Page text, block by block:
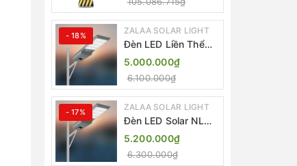
ZALAA ZL-409300C
- 18% ZALAA SOLAR LIGHT
Đèn LED Liền Thể
ZALAA Solar Street
Light ZKC-TG 20W
25W 30W All In One
5.000.000₫
6.100.000₫
- 17% ZALAA SOLAR LIGHT
Đèn LED Solar NLMT
Liền Thể ZKC-TG
20W All in One |
ZALAA Street Light
5.200.000₫
6.300.000₫